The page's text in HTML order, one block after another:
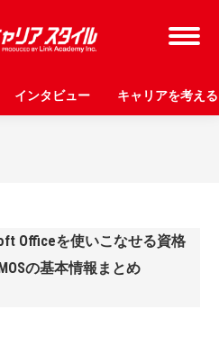
インタビュー キャリアを考える
Officeを使いこなせる資格
の基本情報まとめ